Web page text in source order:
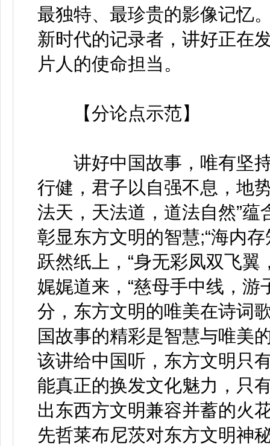
最独特、最珍贵的影像记忆
新时代的记录者，讲好正在
片人的使命担当。
【分论点示范】
讲好中国故事，唯有坚持
行健，君子以自强不息，地
法天，天法道，道法自然”
彰显东方文明的智慧;“海内
跃然纸上，“身无彩凤双飞
娓娓道来，“慈母手中线，游
分，东方文明的唯美在诗词
国故事的精彩是智慧与唯美
该讲给中国听，东方文明只
能真正的换发文化魅力，只
出东西方文明兼容并蓄的火
先哲莱布尼茨对东方文明神